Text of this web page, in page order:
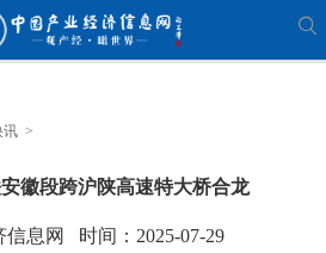
讯 >
徽段跨沪陕高速特大桥合龙
信息网 时间：2025-07-29